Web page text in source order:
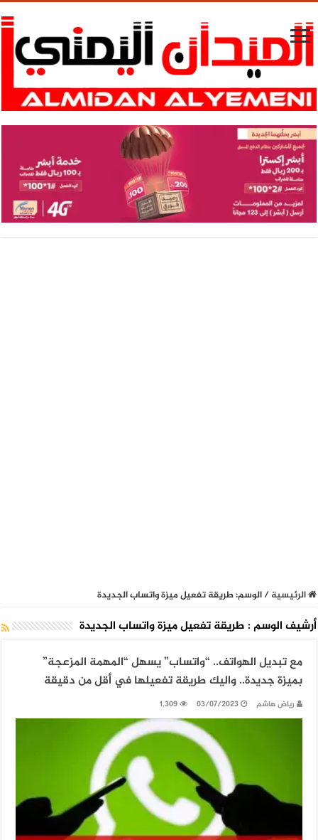
الرئيسية/الوسم:طريقة تفعيل ميزة واتساب الجديدة
أرشيف الوسم : طريقة تفعيل ميزة واتساب الجديدة
مع تبديل الهواتف.. “واتساب” يسهل “المهمة المزعجة”
بميزة جديدة.. واليك طريقة تفعيلها في أقل من دقيقة
رياض هاشم 03/07/2023
1,309